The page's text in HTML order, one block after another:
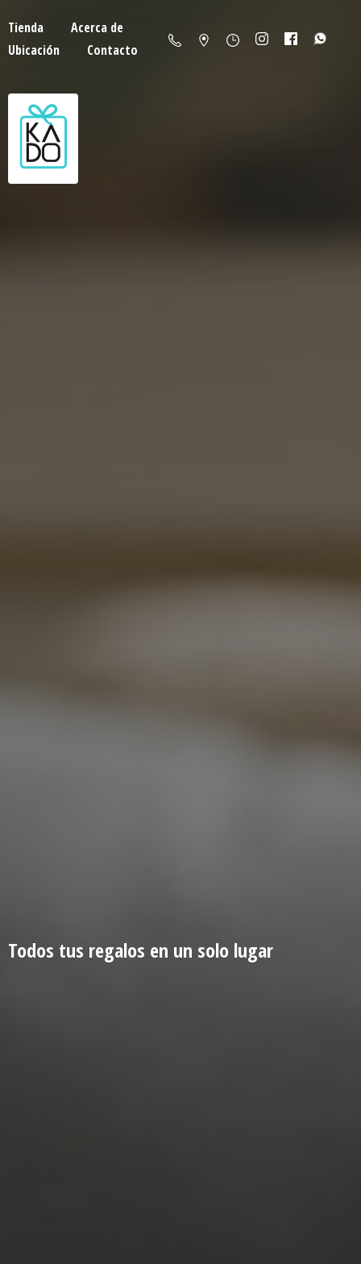
Tienda
Acerca de
Ubicación
Contacto
Todos tus regalos en un solo lugar